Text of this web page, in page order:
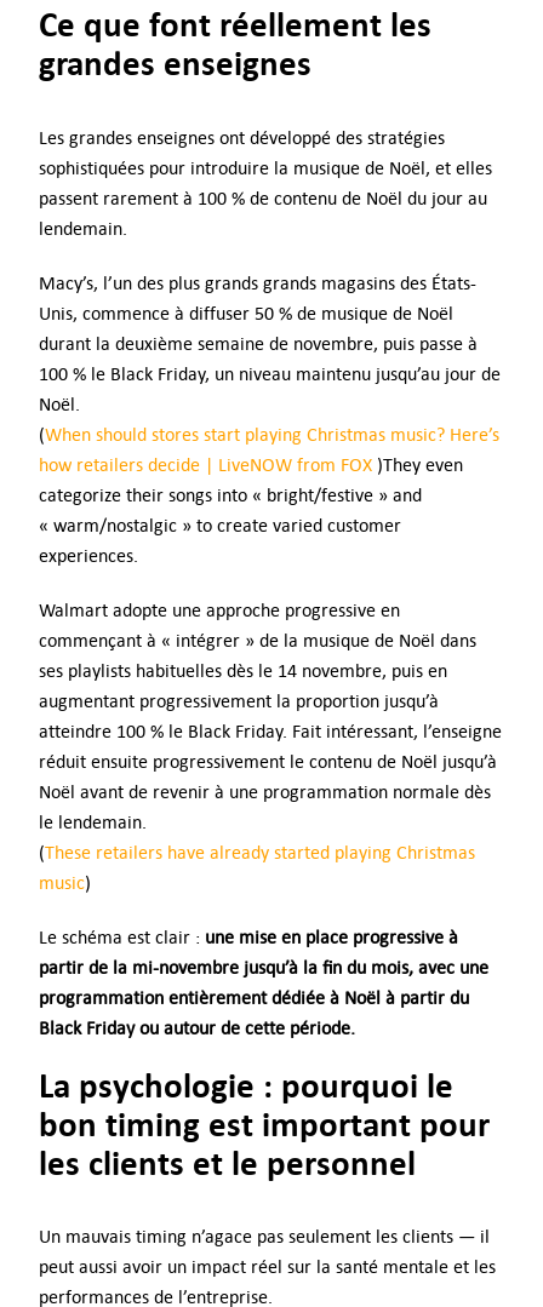
Ce que font réellement les
grandes enseignes
Les grandes enseignes ont développé des stratégies
sophistiquées pour introduire la musique de Noël, et elles
passent rarement à 100 % de contenu de Noël du jour au
lendemain.
Macy’s, l’un des plus grands grands magasins des États-
Unis, commence à diffuser 50 % de musique de Noël
durant la deuxième semaine de novembre, puis passe à
100 % le Black Friday, un niveau maintenu jusqu’au jour de
Noël.
(When should stores start playing Christmas music? Here’s
how retailers decide | LiveNOW from FOX)They even
categorize their songs into « bright/festive » and
« warm/nostalgic » to create varied customer
experiences.
Walmart adopte une approche progressive en
commençant à « intégrer » de la musique de Noël dans
ses playlists habituelles dès le 14 novembre, puis en
augmentant progressivement la proportion jusqu’à
atteindre 100 % le Black Friday. Fait intéressant, l’enseigne
réduit ensuite progressivement le contenu de Noël jusqu’à
Noël avant de revenir à une programmation normale dès
le lendemain.
(These retailers have already started playing Christmas
music)
Le schéma est clair : une mise en place progressive à
partir de la mi-novembre jusqu’à la fin du mois, avec une
programmation entièrement dédiée à Noël à partir du
Black Friday ou autour de cette période.
La psychologie : pourquoi le
bon timing est important pour
les clients et le personnel
Un mauvais timing n’agace pas seulement les clients — il
peut aussi avoir un impact réel sur la santé mentale et les
performances de l’entreprise.